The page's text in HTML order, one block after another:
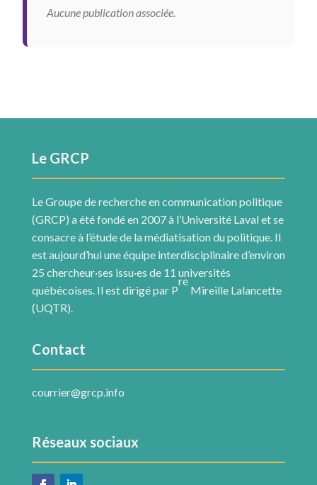
Aucune publication associée.
Le GRCP
Le Groupe de recherche en communication politique
(GRCP) a été fondé en 2007 à l’Université Laval et se
consacre à l’étude de la médiatisation du politique. Il
est aujourd’hui une équipe interdisciplinaire d’environ
25 chercheur·ses issu·es de 11 universités
québécoises. Il est dirigé par P
re
Mireille Lalancette
(UQTR).
Contact
courrier@grcp.info
Réseaux sociaux